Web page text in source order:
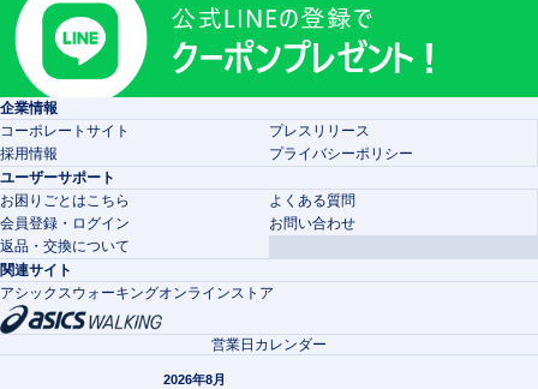
企業情報
コーポレートサイト
プレスリリース
採用情報
プライバシーポリシー
ユーザーサポート
お困りごとはこちら
よくある質問
会員登録・ログイン
お問い合わせ
返品・交換について
関連サイト
アシックスウォーキングオンラインストア
営業日カレンダー
2026年8月